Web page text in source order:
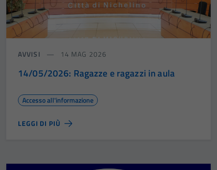
AVVISI 14 MAG 2026
14/05/2026: Ragazze e ragazzi in aula
Accesso all'informazione
LEGGI DI PIÙ